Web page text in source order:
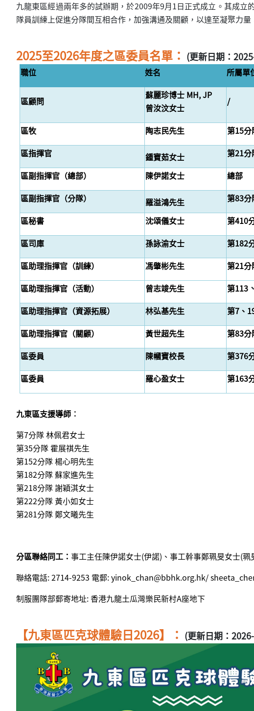
九龍東區經過兩年多的試辦期，於2009年9月1日正式成立。其成
隊員訓練上促進分隊間互相合作，加強溝通及關顧，以達至凝聚力
2025至2026年度之區委員名單： (更新日期：
職位 姓名 所屬單
區顧問
蘇麗珍博士 MH, JP
曾汝汶女士
/
區牧 陶志民先生
第15分
區指揮官
鍾寶茹女士
第21分
區副指揮官（總部）
陳伊諾女士
總部
區副指揮官（分隊）
羅溢鴻先生
第83分
區秘書
沈頌儀女士
第410
區司庫
孫詠渝女士
第182
區助理指揮官（訓練）
馮肇彬先生
第21分
區助理指揮官（活動）
曾志竣先生 第113 、
區助理指揮官（資源拓展）
林弘基先生
第7、
區助理指揮官（關顧）
黃世超先生
第83分
區委員
陳幗寶校長
第376
區委員
羅心盈女士 第163
九東區支援導師︰
第7分隊 林佩君女士
第35分隊 霍展祺先生
第152分隊 楊心明先生
第182分隊 蘇家進先生
第218分隊 謝穎淇女士
第222分隊 黃小如女士
第281分隊 鄭文曦先生
分區聯絡同工： 事工主任陳伊諾女士(伊諾) 、事工幹事鄭珮旻女士(珮
聯絡電話: 2714-9253 電郵:yinok_chan@bbhk.org.hk/
制服團隊部郵寄地址: 香港九龍土瓜灣樂民新村A座地下
【九東區匹克球體驗日2026】： (更新日期：